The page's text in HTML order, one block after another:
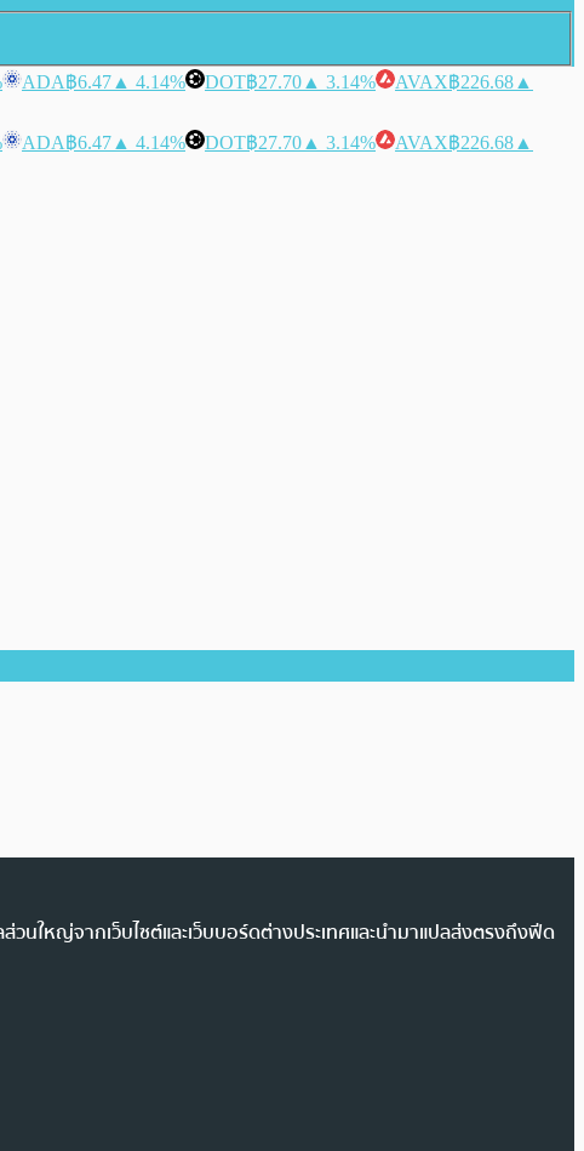
ADA฿6.47 ▲ 4.14% DOT฿27.70 ▲ 3.14% AVAX฿226.68 ▲
ADA฿6.47 ▲ 4.14% DOT฿27.70 ▲ 3.14% AVAX฿226.68 ▲
นใหญ่จากเว็บไซต์และเว็บบอร์ดต่างประเทศและนำมาแปลส่งตรงถึงฟีด